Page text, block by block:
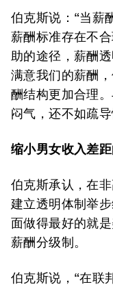
伯克斯说：“当薪
薪酬标准存在不
助的途径，薪酬
满意我们的薪酬
酬结构更加合理
闷气，还不如疏
缩小男女收入差
伯克斯承认，在
建立透明体制举
面做得最好的就
薪酬分级制。
伯克斯说，“在联